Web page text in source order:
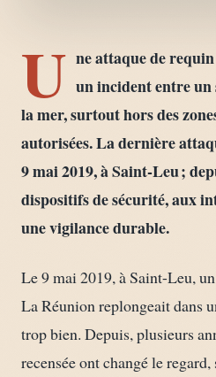
U ne attaque de
un incident entre un
la mer, surtout hors des
autorisées. La dernière
9 mai 2019, à Saint-Leu ;
dispositifs de sécurité, aux
une vigilance durable.
Le 9 mai 2019, à Saint-Leu,
La Réunion replongeait dans
trop bien. Depuis, plusieurs
recensée ont changé le regard,